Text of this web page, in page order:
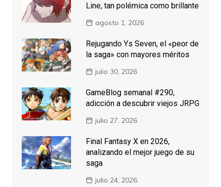
Line, tan polémica como brillante
agosto 1, 2026
Rejugando Ys Seven, el «peor de
la saga» con mayores méritos
julio 30, 2026
GameBlog semanal #290,
adicción a descubrir viejos JRPG
julio 27, 2026
Final Fantasy X en 2026,
analizando el mejor juego de su
saga
julio 24, 2026